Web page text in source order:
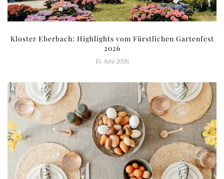
Kloster Eberbach: Highlights vom Fürstlichen Gartenfest
2026
15. Juni 2026